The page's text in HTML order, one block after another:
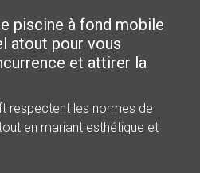
piscine à fond mobile
atout pour vous
et attirer la
respectent les normes de
en mariant esthétique et